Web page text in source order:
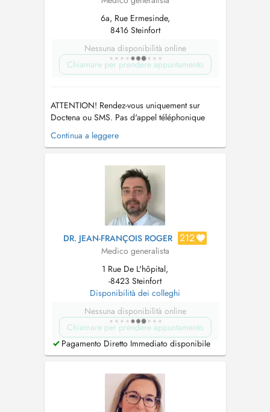
6a, Rue Ermesinde,
8416 Steinfort
Nessuna disponibilità online
Chiamare per prendere appuntamento
ATTENTION! Rendez-vous uniquement sur
Doctena ou SMS. Pas d'appel téléphonique
s.v.p. PARKING: Vous pouvez vous garer sur le
parking autour des bâtiments gratuitement et
pied sur la zone piétonne entre les nouveaux
bâtiments durant 50 m. La p...
Continua a leggere
DR. JEAN-FRANÇOIS ROGER 212
Medico generalista
1 Rue De L'hôpital,
-8423 Steinfort
Disponibilità dei colleghi
Nessuna disponibilità online
Chiamare per prendere appuntamento
Pagamento Diretto Immediato disponibile